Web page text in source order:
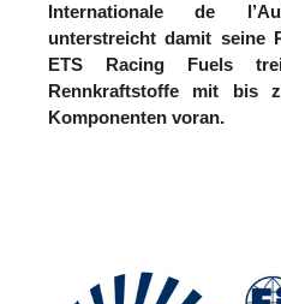
Internationale de
unterstreicht damit seine
ETS Racing Fuels
Rennkraftstoffe mit bis
Komponenten voran.